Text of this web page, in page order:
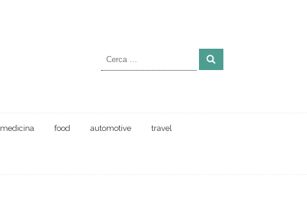
Ricerca
per:
medicina food automotive travel